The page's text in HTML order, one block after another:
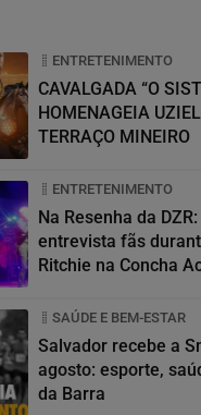
ENTRETENIMENTO
CAVALGADA “O
HOMENAGEIA
TERRAÇO MINEIRO
ENTRETENIMENTO
Na Resenha da
entrevista fãs
Ritchie na Concha
SAÚDE E BEM-ESTAR
Salvador recebe a
agosto: esporte,
da Barra